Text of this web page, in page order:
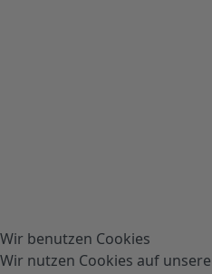
Wir benutzen Cookies
Wir nutzen Cookies auf